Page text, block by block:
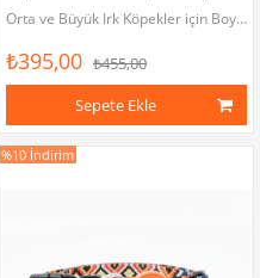
Orta ve Büyük Irk Köpekler için Boyun Tasması (Boyun çevresi 40 x 65 cm)
₺395,00 ₺455,00
Sepete Ekle
%10 İndirim